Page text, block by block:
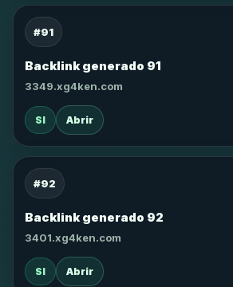
#91
Backlink generado 91
3349.xg4ken.com
SI Abrir
#92
Backlink generado 92
3401.xg4ken.com
SI Abrir